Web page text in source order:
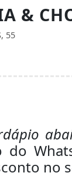
&
55
do
no